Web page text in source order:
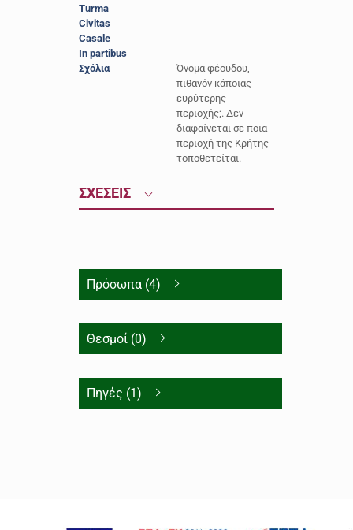
Turma
-
Civitas
-
Casale
-
In partibus
-
Σχόλια
Όνομα φέουδου,
πιθανόν κάποιας
ευρύτερης
περιοχής;. Δεν
διαφαίνεται σε ποια
περιοχή της Κρήτης
τοποθετείται.
ΣΧΕΣΕΙΣ
Πρόσωπα (4)
Θεσμοί (0)
Πηγές (1)